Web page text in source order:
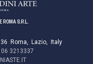
S.R.L.
Roma, Lazio,
Italy
3213337